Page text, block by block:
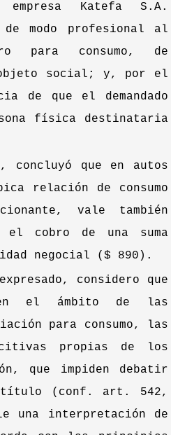
Katefa S.A.
de modo profesional al
para consumo, de
objeto social; y, por el
de que el demandado
física destinataria
concluyó que en autos
relación de consumo
vale también
el cobro de una suma
negocial ($ 890).
considero que
el ámbito de las
para consumo, las
propias de los
que impiden debatir
título (conf. art. 542,
una interpretación de